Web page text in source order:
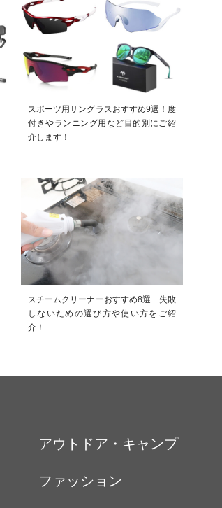
スポーツ用サングラスおすすめ9選！度
付きやランニング用など目的別にご紹
介します！
スチームクリーナーおすすめ8選 失敗
しないための選び方や使い方をご紹
介！
アウトドア・キャンプ
ファッション